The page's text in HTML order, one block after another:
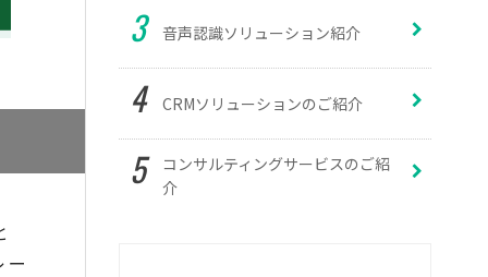
音声認識ソリューション紹介
CRMソリューションのご紹介
コンサルティングサービスのご紹
介